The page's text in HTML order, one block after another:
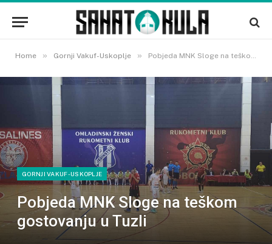
Home » Gornji Vakuf-Uskoplje » Pobjeda MNK Sloge na teškom gostovanju u Tuzli
GORNJI VAKUF-USKOPLJE
Pobjeda MNK Sloge na teškom
gostovanju u Tuzli